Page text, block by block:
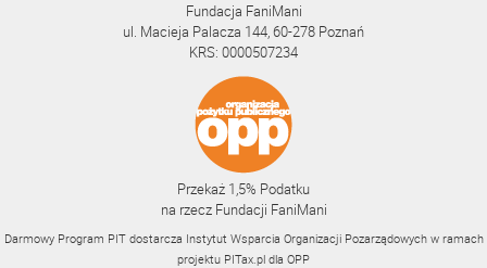
Fundacja FaniMani
ul. Macieja Palacza 144, 60-278 Poznań
KRS: 0000507234
Przekaż 1,5% Podatku
na rzecz Fundacji FaniMani
Darmowy Program PIT dostarcza Instytut Wsparcia Organizacji Pozarządowych w ramach
projektu PITax.pl dla OPP